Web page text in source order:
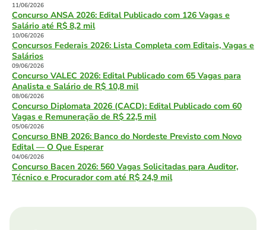
11/06/2026
Concurso ANSA 2026: Edital Publicado com 126 Vagas e
Salário até R$ 8,2 mil
10/06/2026
Concursos Federais 2026: Lista Completa com Editais, Vagas e
Salários
09/06/2026
Concurso VALEC 2026: Edital Publicado com 65 Vagas para
Analista e Salário de R$ 10,8 mil
08/06/2026
Concurso Diplomata 2026 (CACD): Edital Publicado com 60
Vagas e Remuneração de R$ 22,5 mil
05/06/2026
Concurso BNB 2026: Banco do Nordeste Previsto com Novo
Edital — O Que Esperar
04/06/2026
Concurso Bacen 2026: 560 Vagas Solicitadas para Auditor,
Técnico e Procurador com até R$ 24,9 mil